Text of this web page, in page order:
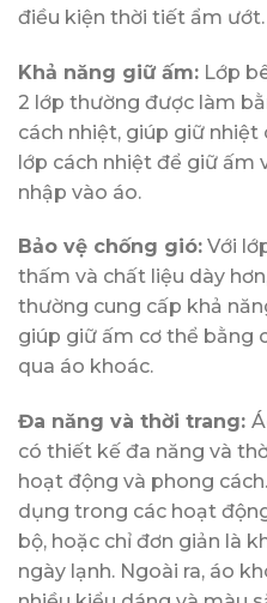
điều kiện thời tiết ẩm ướt.
Khả năng giữ ấm: Lớp
2 lớp thường được làm
cách nhiệt, giúp giữ
lớp cách nhiệt để giữ ấm
nhập vào áo.
Bảo vệ chống gió: Với
thấm và chất liệu dày
thường cung cấp khả
giúp giữ ấm cơ thể bằng
qua áo khoác.
Đa năng và thời trang:
có thiết kế đa năng và
hoạt động và phong
dụng trong các hoạt
bộ, hoặc chỉ đơn giản là
ngày lạnh. Ngoài ra, áo